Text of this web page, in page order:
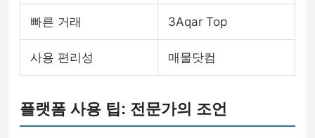
빠른 거래 3Aqar Top
사용 편리성 매물닷컴
플랫폼 사용 팁: 전문가의 조언